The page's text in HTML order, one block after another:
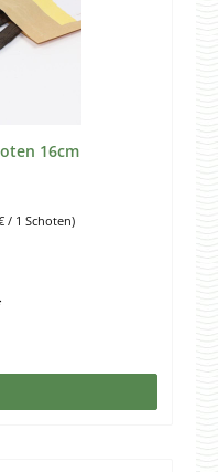
16cm
/ 1 Schoten)